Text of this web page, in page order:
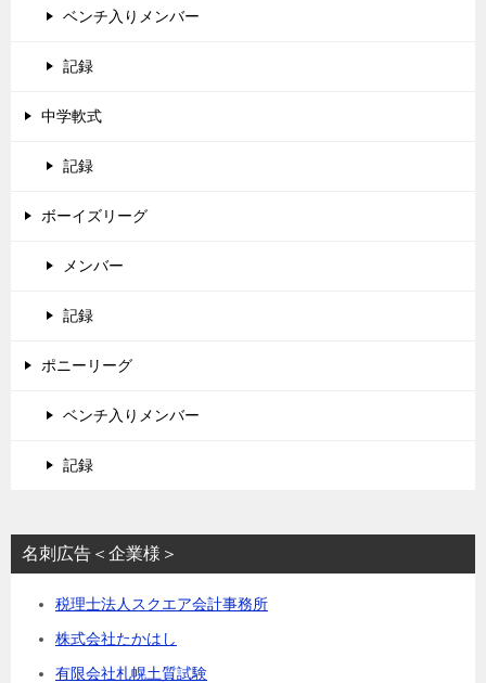
ベンチ入りメンバー
記録
中学軟式
記録
ボーイズリーグ
メンバー
記録
ポニーリーグ
ベンチ入りメンバー
記録
名刺広告＜企業様＞
税理士法人スクエア会計事務所
株式会社たかはし
有限会社札幌土質試験